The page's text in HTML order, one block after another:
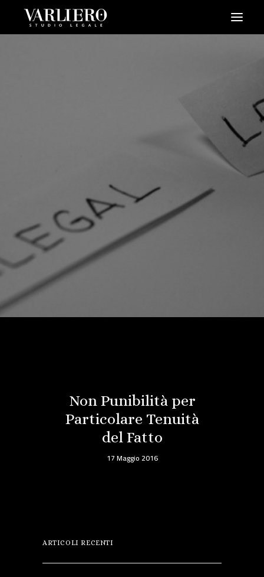
PRENDI UN APPUNTAMENTO
Non Punibilità per
Particolare Tenuità
del Fatto
17 Maggio 2016
ARTICOLI RECENTI